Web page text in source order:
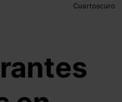
Cuartoscuro